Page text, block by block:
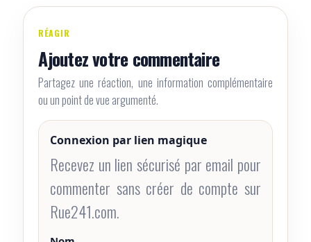
RÉAGIR
Ajoutez votre commentaire
Partagez une réaction, une information complémentaire
ou un point de vue argumenté.
Connexion par lien magique
Recevez un lien sécurisé par email pour
commenter sans créer de compte sur
Rue241.com.